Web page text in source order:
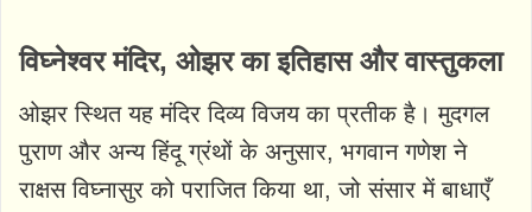
विघ्नेश्वर मंदिर, ओझर का इतिहास और वास्तुकला
ओझर स्थित यह मंदिर दिव्य विजय का प्रतीक है। मुदगल
पुराण और अन्य हिंदू ग्रंथों के अनुसार, भगवान गणेश ने
राक्षस विघ्नासुर को पराजित किया था, जो संसार में बाधाएँ